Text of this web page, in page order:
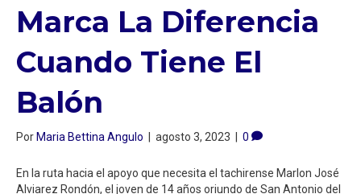
Marca La Diferencia
Cuando Tiene El
Balón
Por Maria Bettina Angulo agosto 3, 2023 0
En la ruta hacia el apoyo que necesita el tachirense Marlon José
Alviarez Rondón, el joven de 14 años oriundo de San Antonio del